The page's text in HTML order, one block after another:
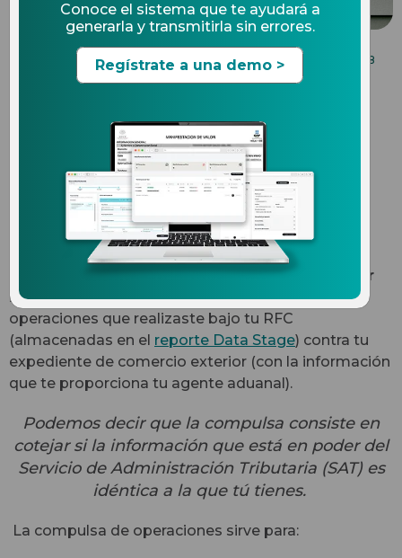
BENEFICIOS DE UN SOFTWARE DE COMERCIO
25.07.2018
operaciones de comercio
exterior, es momento de
hacerlo
Una compulsa es unabalanza o comparativo
mensual decuánto importaste o exportaste por
mes y por año. La compulsa compara las
operaciones que realizaste bajo tu RFC
(almacenadas en el reporte Data Stage) contra tu
expediente de comercio exterior (con la información
que te proporciona tu agente aduanal).
Podemos decir que la compulsa consiste en
cotejar si la información que está en poder del
Servicio de Administración Tributaria (SAT) es
idéntica a la que tú tienes.
La compulsa de operaciones sirve para:
Conoce el sistema que te ayudará a
generarla y transmitirla sin errores.
Regístrate a una demo >